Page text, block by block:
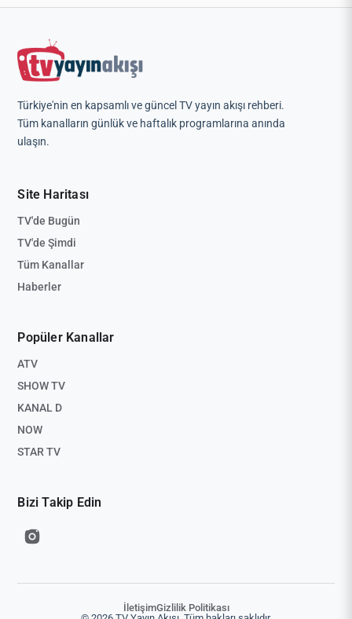
Türkiye'nin en kapsamlı ve güncel TV yayın akışı rehberi.
Tüm kanalların günlük ve haftalık programlarına anında
ulaşın.
Site Haritası
TV'de Bugün
TV'de Şimdi
Tüm Kanallar
Haberler
Popüler Kanallar
ATV
SHOW TV
KANAL D
NOW
STAR TV
Bizi Takip Edin
İletişimGizlilik Politikası